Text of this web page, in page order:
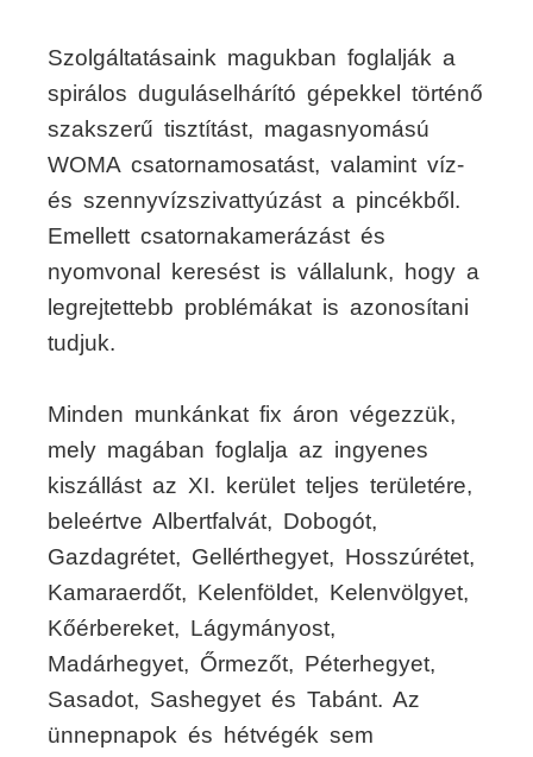
Szolgáltatásaink magukban foglalják a
spirálos duguláselhárító gépekkel történő
szakszerű tisztítást, magasnyomású
WOMA csatornamosatást, valamint víz-
és szennyvízszivattyúzást a pincékből.
Emellett csatornakamerázást és
nyomvonal keresést is vállalunk, hogy a
legrejtettebb problémákat is azonosítani
tudjuk.
Minden munkánkat fix áron végezzük,
mely magában foglalja az ingyenes
kiszállást az XI. kerület teljes területére,
beleértve Albertfalvát, Dobogót,
Gazdagrétet, Gellérthegyet, Hosszúrétet,
Kamaraerdőt, Kelenföldet, Kelenvölgyet,
Kőérbereket, Lágymányost,
Madárhegyet, Őrmezőt, Péterhegyet,
Sasadot, Sashegyet és Tabánt. Az
ünnepnapok és hétvégék sem